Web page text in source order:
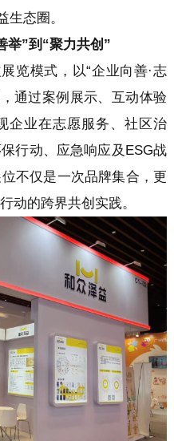
态圈。
举”到“聚力共创”
览模式，以“企业向善·志
通过案例展示、互动体验
企业在志愿服务、社区治
行动、应急响应及ESG战
不仅是一次品牌集合，更
动的跨界共创实践。